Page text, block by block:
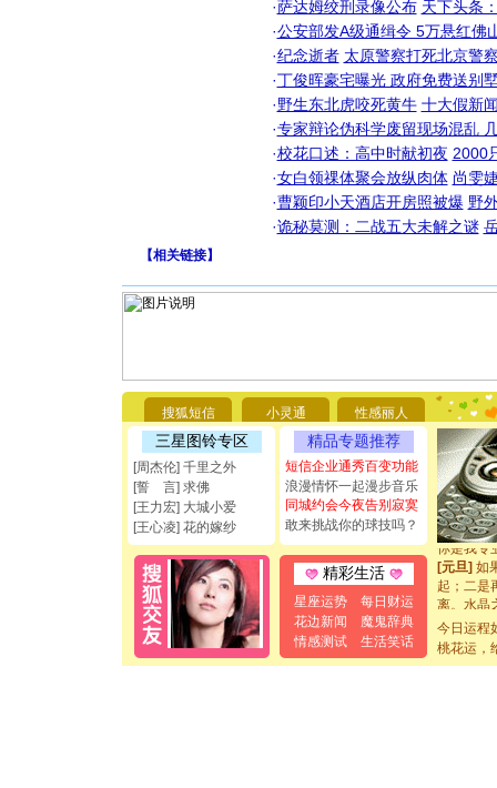
·萨达姆绞刑录像公布 天下头条
·公安部发A级通缉令 5万悬红佛
·纪念逝者 太原警察打死北京警
·丁俊晖豪宅曝光 政府免费送别
·野生东北虎咬死黄牛 十大假新
·专家辩论伪科学废留现场混乱
·校花口述：高中时献初夜 2000
·女白领祼体聚会放纵肉体 尚雯
·曹颖印小天酒店开房照被爆 野
·诡秘莫测：二战五大未解之谜
【相关链接】
搜狐短信 小灵通 性感丽人
三星图铃专区
[周杰伦] 千里之外
[誓 言] 求佛
[王力宏] 大城小爱
[王心凌] 花的嫁纱
精品专题推荐
短信企业通秀百变功能
浪漫情怀一起漫步音乐
同城约会今夜告别寂寞
敢来挑战你的球技吗？
精彩生活
星座运势
每日财运
花边新闻
魔鬼辞典
情感测试
生活笑话
要平安！
[圣诞节]
能正大光
都要快乐
[圣诞节]
如意,快
[元旦]看
断电。爱
你是我专
[元旦] 如
起；二是
离。水晶
[元旦]
当
泣，这
卖了。水
今日运程
桃花运，